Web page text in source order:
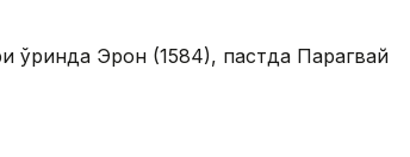
ўринда Эрон (1584), пастда Парагвай